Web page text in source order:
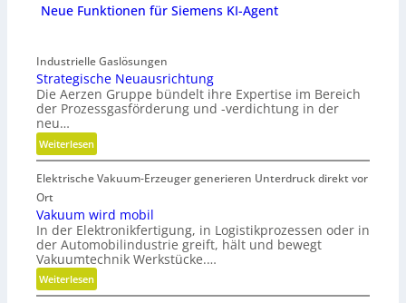
Neue Funktionen für Siemens KI-Agent
Industrielle Gaslösungen
Strategische Neuausrichtung
Die Aerzen Gruppe bündelt ihre Expertise im Bereich
der Prozessgasförderung und -verdichtung in der
neu…
Weiterlesen:
S
t
a
t
e
g
i
s
Elektrische Vakuum-Erzeuger generieren Unterdruck direkt vor
Ort
Vakuum wird mobil
In der Elektronikfertigung, in Logistikprozessen oder in
der Automobilindustrie greift, hält und bewegt
Vakuumtechnik Werkstücke.…
Weiterlesen:
V